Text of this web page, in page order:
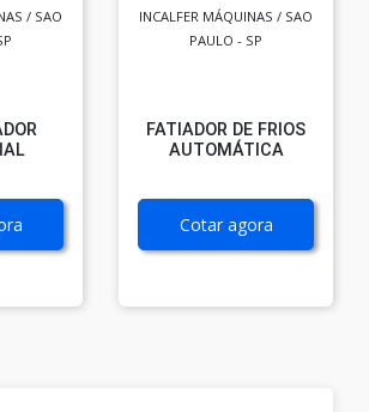
/ SAO
INCALFER MÁQUINAS / SAO
PAULO - SP
FATIADOR DE FRIOS
AUTOMÁTICA
Cotar agora